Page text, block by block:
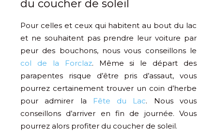
du coucher de soleil
Pour celles et ceux qui habitent au bout du lac
et ne souhaitent pas prendre leur voiture par
peur des bouchons, nous vous conseillons le
col de la Forclaz. Même si le départ des
parapentes risque d’être pris d’assaut, vous
pourrez certainement trouver un coin d’herbe
pour admirer la
Fête du Lac. Nous vous
conseillons d’arriver en fin de journée. Vous
pourrez alors profiter du coucher de soleil.